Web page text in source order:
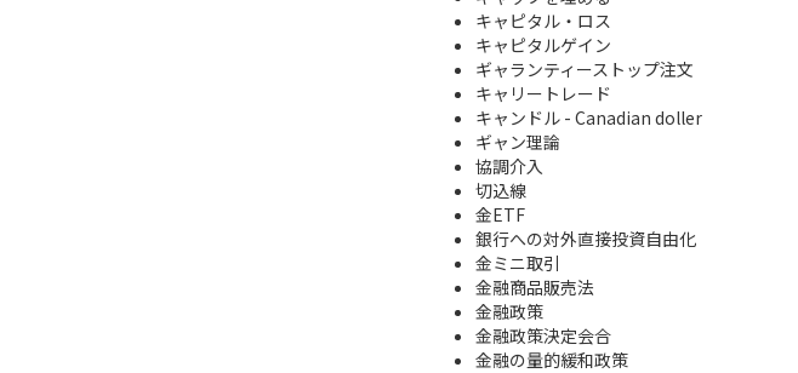
キャピタル・ロス
キャピタルゲイン
ギャランティーストップ注文
キャリートレード
キャンドル - Canadian doller
ギャン理論
協調介入
切込線
金ETF
銀行への対外直接投資自由化
金ミニ取引
金融商品販売法
金融政策
金融政策決定会合
金融の量的緩和政策